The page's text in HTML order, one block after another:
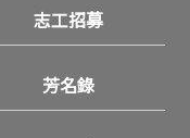
志工招募
芳名錄